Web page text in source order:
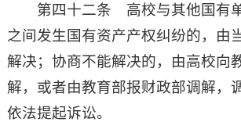
第四十二条 高校与其他国有单
之间发生国有资产产权纠纷的，由
解决；协商不能解决的，由高校向
解，或者由教育部报财政部调解，
依法提起诉讼。